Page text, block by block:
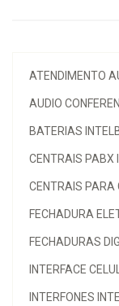
ATENDIMENTO
AUDIO
BATERIAS
CENTRAIS PABX
CENTRAIS PARA
FECHADURA
FECHADURAS
INTERFACE
INTERFONES